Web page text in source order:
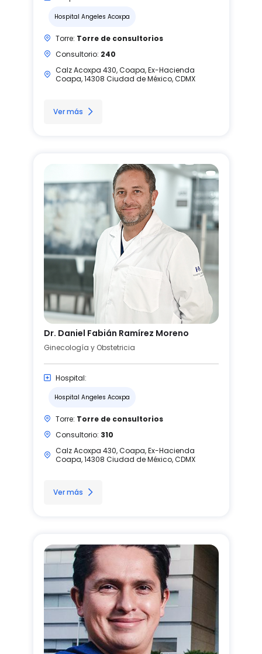
Hospital Angeles Acoxpa
Torre: Torre de consultorios
Consultorio: 240
Calz Acoxpa 430, Coapa, Ex-Hacienda
Coapa, 14308 Ciudad de México, CDMX
Ver más
Dr. Daniel Fabián Ramírez Moreno
Ginecología y Obstetricia
Hospital:
Hospital Angeles Acoxpa
Torre: Torre de consultorios
Consultorio: 310
Calz Acoxpa 430, Coapa, Ex-Hacienda
Coapa, 14308 Ciudad de México, CDMX
Ver más